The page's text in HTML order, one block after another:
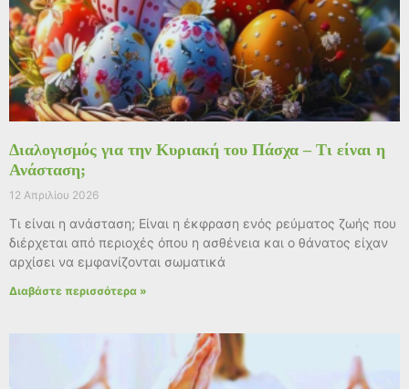
Διαλογισμός για την Κυριακή του Πάσχα – Τι είναι η
Ανάσταση;
12 Απριλίου 2026
Τι είναι η ανάσταση; Είναι η έκφραση ενός ρεύματος ζωής που
διέρχεται από περιοχές όπου η ασθένεια και ο θάνατος είχαν
αρχίσει να εμφανίζονται σωματικά
Διαβάστε περισσότερα »